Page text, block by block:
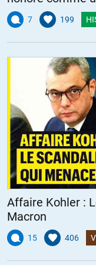
une cabale
indépendants » en
fonctionnaires
strictement rien faire
les cartes à l’échelon
N’oublions pas que
faites pour éviter que
détriment des « élites
Et il en va de même
Les parasites sont
leur survie au
(qu’ils ont eux-mêmes
7 199
Affaire Kohler :
Macron
15 406